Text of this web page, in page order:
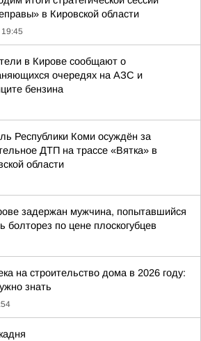
в Кировской области
19:45
в Кирове сообщают о
очередях на АЗС и
бензина
Республики Коми осуждён за
ДТП на трассе «Вятка» в
области
задержан мужчина, попытавшийся
болторез по цене плоскогубцев
на строительство дома в 2026 году:
знать